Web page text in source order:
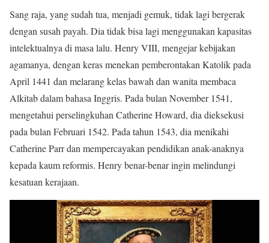
Sang raja, yang sudah tua, menjadi gemuk, tidak lagi bergerak
dengan susah payah. Dia tidak bisa lagi menggunakan kapasitas
intelektualnya di masa lalu. Henry VIII, mengejar kebijakan
agamanya, dengan keras menekan pemberontakan Katolik pada
April 1441 dan melarang kelas bawah dan wanita membaca
Alkitab dalam bahasa Inggris. Pada bulan November 1541,
mengetahui perselingkuhan Catherine Howard, dia dieksekusi
pada bulan Februari 1542. Pada tahun 1543, dia menikahi
Catherine Parr dan mempercayakan pendidikan anak-anaknya
kepada kaum reformis. Henry benar-benar ingin melindungi
kesatuan kerajaan.